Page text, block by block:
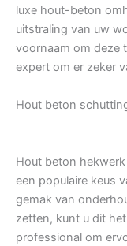
luxe hout-beton
uitstraling van uw
voornaam om deze
expert om er zeker
Hout beton
Hout beton
een populaire keus
gemak van
zetten, kunt u dit
professional om